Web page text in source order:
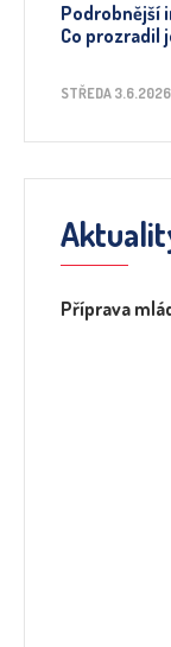
Podrobnější
Co prozradil
STŘEDA 3.6.2026
Příprava